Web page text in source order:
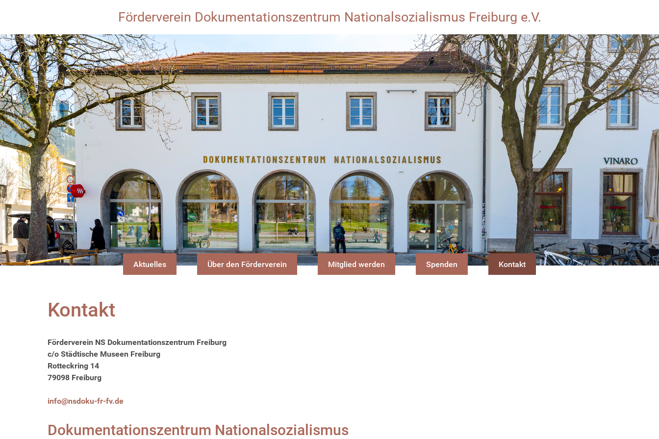
Förderverein Dokumentationszentrum Nationalsozialismus Freiburg e.V.
Aktuelles Über den Förderverein Mitglied werden Spenden Kontakt
Kontakt
Förderverein NS Dokumentationszentrum Freiburg
c/o Städtische Museen Freiburg
Rotteckring 14
79098 Freiburg
info@nsdoku-fr-fv.de
Dokumentationszentrum Nationalsozialismus